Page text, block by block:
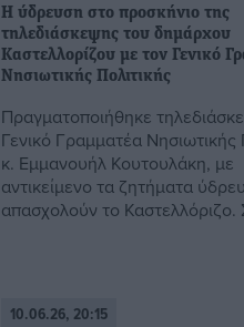
Η ύδρευση στο προσκήνιο της
τηλεδιάσκεψης του δημάρχου
Καστελλορίζου με τον Γενικό
Νησιωτικής Πολιτικής
Πραγματοποιήθηκε
Γενικό Γραμματέα Νησιωτικής
κ. Εμμανουήλ Κουτουλάκη, με
αντικείμενο τα ζητήματα
απασχολούν το Καστελλόριζο.
10.06.26, 20:15